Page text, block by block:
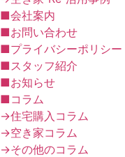
■会社案内
■お問い合わせ
■プライバシーポリシー
■スタッフ紹介
■お知らせ
■コラム
→住宅購入コラム
→空き家コラム
→その他のコラム